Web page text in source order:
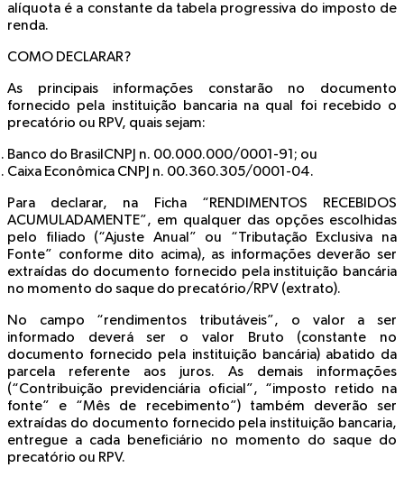
alíquota é a constante da tabela progressiva do imposto de
renda.
COMO DECLARAR?
As principais informações constarão no documento
fornecido pela instituição bancaria na qual foi recebido o
precatório ou RPV, quais sejam:
Banco do Brasil CNPJ n. 00.000.000/0001-91; ou
Caixa Econômica CNPJ n. 00.360.305/0001-04.
Para declarar, na Ficha “RENDIMENTOS RECEBIDOS
ACUMULADAMENTE”, em qualquer das opções escolhidas
pelo filiado (“Ajuste Anual” ou “Tributação Exclusiva na
Fonte”
conforme dito acima), as informações deverão ser
extraídas do documento fornecido pela instituição bancária
no momento do saque do precatório/RPV (extrato).
No campo “rendimentos tributáveis”, o valor a ser
informado deverá ser o valor Bruto (constante no
documento fornecido pela instituição bancária) abatido da
parcela referente aos juros. As demais informações
(“Contribuição previdenciária oficial ”, “imposto retido na
fonte” e “Mês de recebimento”) também deverão ser
extraídas do documento fornecido pela instituição bancaria,
entregue a cada beneficiário no momento do saque do
precatório ou RPV.